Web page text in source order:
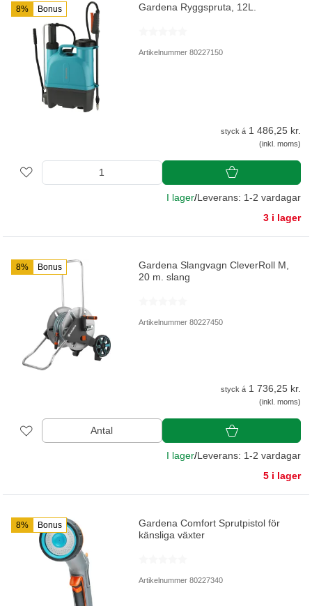
8% Bonus Gardena Ryggspruta, 12L.
Artikelnummer 80227150
styck á 1 486,25 kr.
(inkl. moms)
I lager/Leverans: 1-2 vardagar
3 i lager
8% Bonus
Gardena Slangvagn CleverRoll M,
20 m. slang
Artikelnummer 80227450
styck á 1 736,25 kr.
(inkl. moms)
Antal
I lager/Leverans: 1-2 vardagar
5 i lager
8% Bonus
Gardena Comfort Sprutpistol för
känsliga växter
Artikelnummer 80227340